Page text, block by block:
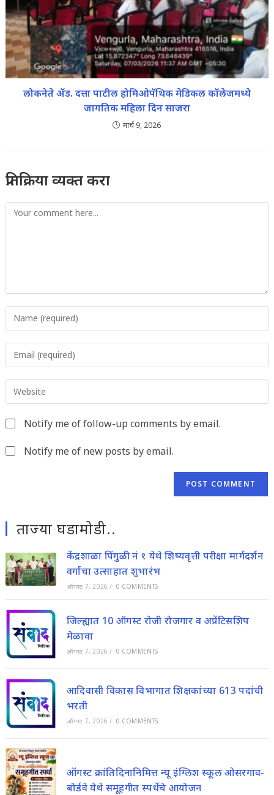
लोकनेते ॲड. दत्ता पाटील होमिओपॅथिक मेडिकल कॉलेजमध्ये
जागतिक महिला दिन साजरा
मार्च 9, 2026
प्रतिक्रिया व्यक्त करा
Comment
your
username
to
comment
your
address
toyour
URL
Notify me of follow-up comments by email.
Notify me of new posts by email.
ताज्या घडामोडी..
केंद्रशाळा पिंगुळी नं १ येथे शिष्यवृत्ती परीक्षा मार्गदर्शन
वर्गाचा उत्साहात शुभारंभ
ऑगस्ट 7, 2026 / 0 COMMENTS
जिल्ह्यात 10 ऑगस्ट रोजी रोजगार व अप्रेंटिसशिप
मेळावा
ऑगस्ट 7, 2026 / 0 COMMENTS
आदिवासी विकास विभागात शिक्षकांच्या 613 पदांची
भरती
ऑगस्ट 7, 2026 / 0 COMMENTS
ऑगस्ट क्रांतिदिनानिमित्त न्यू इंग्लिश स्कूल ओसरगाव-
बोर्डवे येथे समूहगीत स्पर्धेचे आयोजन